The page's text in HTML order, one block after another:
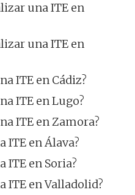
una ITE en
una ITE en
ITE en Cádiz?
ITE en Lugo?
ITE en Zamora?
ITE en Álava?
ITE en Soria?
ITE en Valladolid?